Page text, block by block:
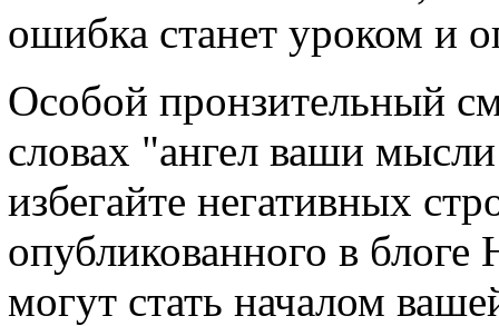
ошибка станет уроком и
Особой пронзительный
словах "ангел ваши
избегайте негативных
опубликованного в
могут стать началом